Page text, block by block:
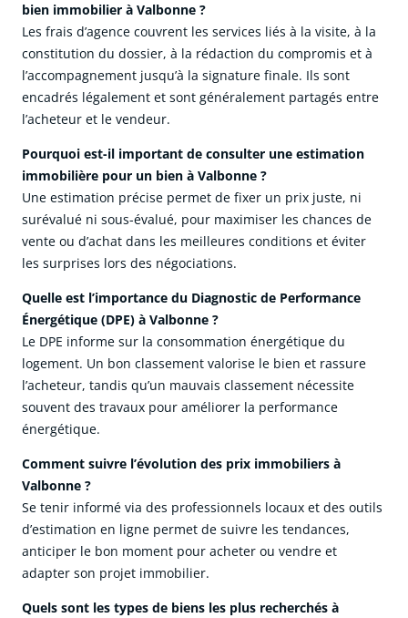
bien immobilier à Valbonne ?
Les frais d’agence couvrent les services liés à la visite, à la
constitution du dossier, à la rédaction du compromis et à
l’accompagnement jusqu’à la signature finale. Ils sont
encadrés légalement et sont généralement partagés entre
l’acheteur et le vendeur.
Pourquoi est-il important de consulter une estimation
immobilière pour un bien à Valbonne ?
Une estimation précise permet de fixer un prix juste, ni
surévalué ni sous-évalué, pour maximiser les chances de
vente ou d’achat dans les meilleures conditions et éviter
les surprises lors des négociations.
Quelle est l’importance du Diagnostic de Performance
Énergétique (DPE) à Valbonne ?
Le DPE informe sur la consommation énergétique du
logement. Un bon classement valorise le bien et rassure
l’acheteur, tandis qu’un mauvais classement nécessite
souvent des travaux pour améliorer la performance
énergétique.
Comment suivre l’évolution des prix immobiliers à
Valbonne ?
Se tenir informé via des professionnels locaux et des outils
d’estimation en ligne permet de suivre les tendances,
anticiper le bon moment pour acheter ou vendre et
adapter son projet immobilier.
Quels sont les types de biens les plus recherchés à